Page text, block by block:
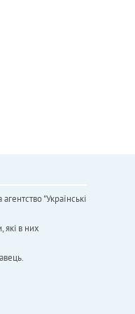
"Українськi
які в них